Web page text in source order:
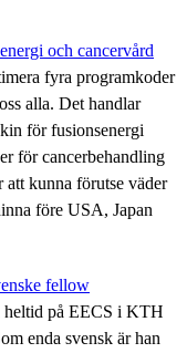
och cancervård
fyra programkoder
alla. Det handlar
för fusionsenergi
för cancerbehandling
att kunna förutse väder
före USA, Japan
fellow
heltid på EECS i KTH
enda svensk är han